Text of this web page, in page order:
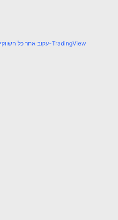
עקוב אחר כל השווקים ב-TradingView